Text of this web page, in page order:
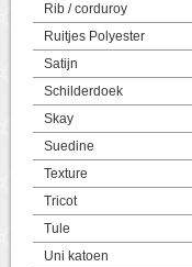
Rib / corduroy
Ruitjes Polyester
Satijn
Schilderdoek
Skay
Suedine
Texture
Tricot
Tule
Uni katoen